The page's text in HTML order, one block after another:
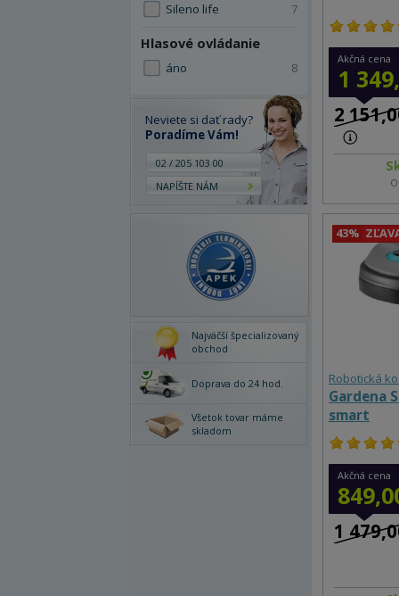
Sileno life
7
Hlasové ovládanie
áno 8
Neviete si dať rady?
Poradíme Vám!
02 / 205 103 00
NAPÍŠTE NÁM
Najväčší špecializovaný
obchod
Doprava do 24 hod.
Všetok tovar máme
skladom
Akčná cena
1
2
43%
Robotická
Gardena
smart
Akčná cena
1